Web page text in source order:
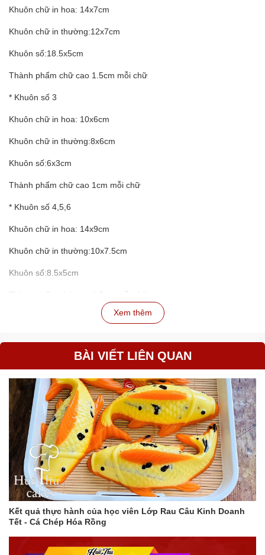
Khuôn chữ in hoa: 14x7cm
Khuôn chữ in thường:12x7cm
Khuôn số:18.5x5cm
Thành phẩm chữ cao 1.5cm mỗi chữ
* Khuôn số 3
Khuôn chữ in hoa: 10x6cm
Khuôn chữ in thường:8x6cm
Khuôn số:6x3cm
Thành phẩm chữ cao 1cm mỗi chữ
* Khuôn số 4,5,6
Khuôn chữ in hoa: 14x9cm
Khuôn chữ in thường:10x7.5cm
Khuôn số:8.5x5cm
Thành phẩm chữ cao 1.5cm mỗi chữ
Nhiệt độ: -40 độ C đến +230 độ C
An toàn để sử dụng trong lò nướng, lò vi sóng, tủ đông
Không dính và dễ làm sạch
Sản phẩm không thể thiếu cho người mới bắt đầu làm bánh thợ
làm bánh, các tiệm bánh kinh doanh...
Áp dụng cho Bánh mì, Pizza, Bánh đường, Bánh Mousse, Bánh
Pudding, Sô cô la, Thạch rau câu…
Tạo hình đẹp, sắc nét.
LƯU Ý SAU KHI SỬ DỤNG:
Xem thêm
BÀI VIẾT LIÊN QUAN
Kết quả thực hành của học viên Lớp Rau Câu Kinh Doanh
Tết - Cá Chép Hóa Rồng